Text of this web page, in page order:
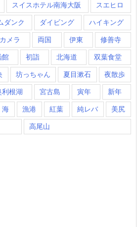
スイスホテル南海大阪 スエヒロ
ダンク ダイビング ハイキング
メラ 両国 伊東 修善寺
館 初詣 北海道 双葉食堂
坊っちゃん 夏目漱石 夜散歩
利根湖 宮古島 寅年 新年
海 漁港 紅葉 純レバ 美尻
高尾山